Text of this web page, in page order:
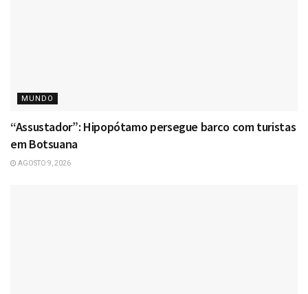
MUNDO
“Assustador”: Hipopótamo persegue barco com turistas
em Botsuana
AGOSTO 9, 2026